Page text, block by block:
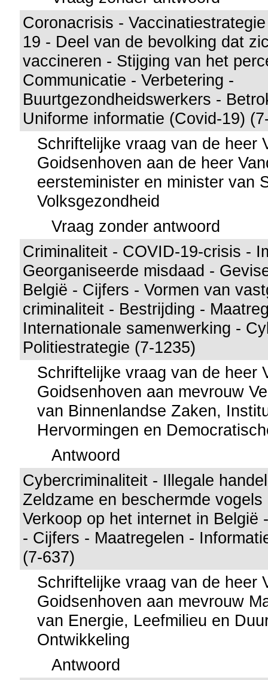
Coronacrisis -
19 - Deel van de bevolking dat
vaccineren - Stijging van het
Communicatie - Verbetering -
Buurtgezondheidswerkers -
Uniforme informatie (Covid-19)
Schriftelijke vraag van de heer
Goidsenhoven aan de heer
eersteminister en minister van
Volksgezondheid
Vraag zonder antwoord
Criminaliteit - COVID-19-crisis -
Georganiseerde misdaad -
België - Cijfers - Vormen van
criminaliteit - Bestrijding -
Internationale samenwerking -
Politiestrategie (7-1235)
Schriftelijke vraag van de heer
Goidsenhoven aan mevrouw
van Binnenlandse Zaken,
Hervormingen en
Antwoord
Cybercriminaliteit - Illegale
Zeldzame en beschermde
Verkoop op het internet in België
- Cijfers - Maatregelen -
(7-637)
Schriftelijke vraag van de heer
Goidsenhoven aan mevrouw
van Energie, Leefmilieu en
Ontwikkeling
Antwoord